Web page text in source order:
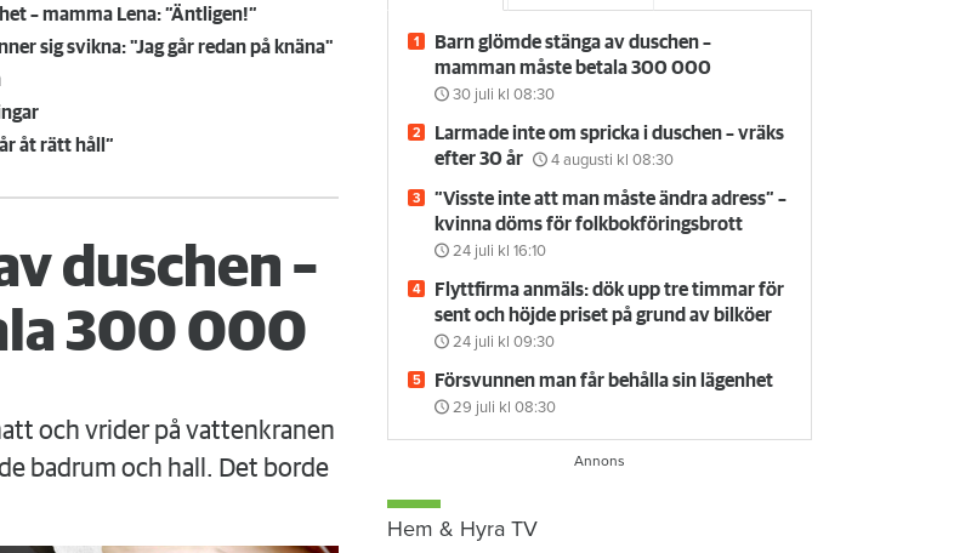
– mamma Lena: ”Äntligen!”
sig svikna: "Jag går redan på knäna"
åt rätt håll”
duschen –
300 000
och vrider på vattenkranen
badrum och hall. Det borde
Barn glömde stänga av duschen –
mamman måste betala 300 000
30 juli kl 08:30
Larmade inte om spricka i duschen – vräks
efter 30 år
4 augusti kl 08:30
”Visste inte att man måste ändra adress” –
kvinna döms för folkbokföringsbrott
24 juli kl 16:10
Flyttfirma anmäls: dök upp tre timmar för
sent och höjde priset på grund av bilköer
24 juli kl 09:30
Försvunnen man får behålla sin lägenhet
29 juli kl 08:30
Hem & Hyra TV